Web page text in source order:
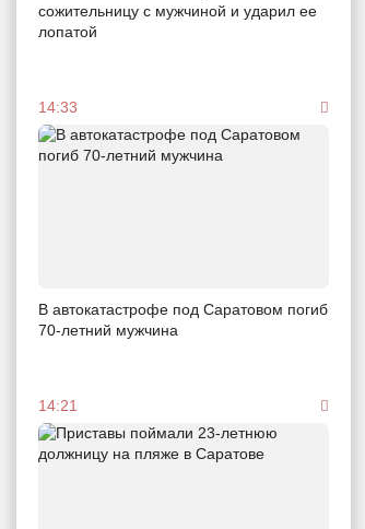
сожительницу с мужчиной и ударил ее
лопатой
14:33
В автокатастрофе под Саратовом погиб
70-летний мужчина
14:21